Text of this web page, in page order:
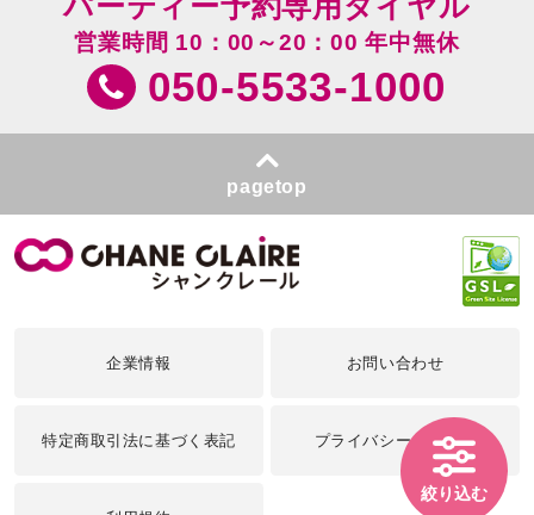
絞り込む
営業時間 10：00～20：00 年中無休
050-5533-1000
pagetop
企業情報 お問い合わせ
特定商取引法に基づく表記 プライバシーポリシー